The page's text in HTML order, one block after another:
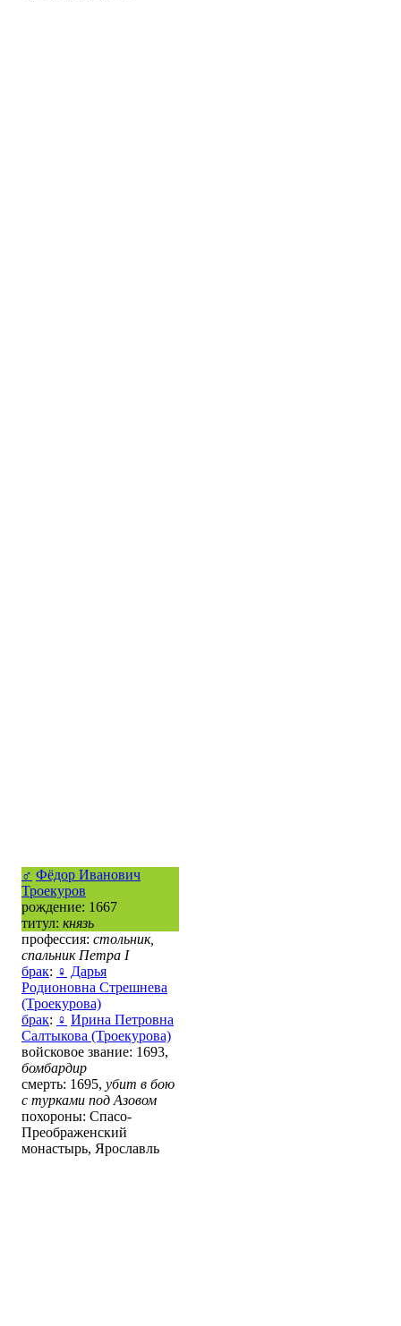
♂ Фёдор Иванович
Троекуров
рождение: 1667
титул: князь
профессия: стольник,
спальник Петра І
брак: ♀ Дарья
Родионовна Стрешнева
(Троекурова)
брак: ♀ Ирина Петровна
Салтыкова (Троекурова)
войсковое звание: 1693,
бомбардир
смерть: 1695, убит в бою
с турками под Азовом
похороны: Спасо-
Преображенский
монастырь, Ярославль